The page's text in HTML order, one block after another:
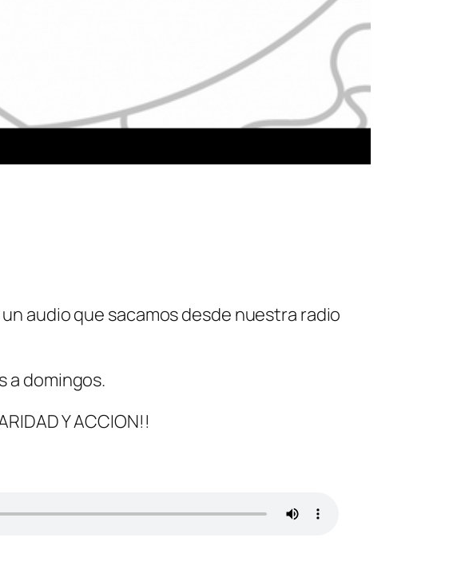
audio que sacamos desde nuestra radio
a domingos.
Y ACCION!!